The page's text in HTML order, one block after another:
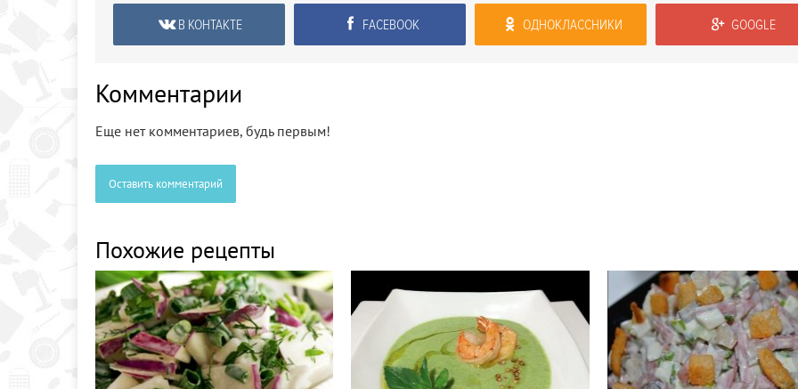
В КОНТАКТЕ FACEBOOK ОДНОКЛАССНИКИ GOOGLE
Комментарии
Еще нет комментариев, будь первым!
Оставить комментарий
Похожие рецепты